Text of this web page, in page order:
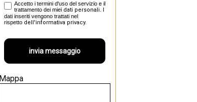
Accetto i termini d'uso del servizio e il
trattamento dei miei dati personali . I
dati inseriti vengono trattati nel
rispetto dell'informativa privacy.
Mappa